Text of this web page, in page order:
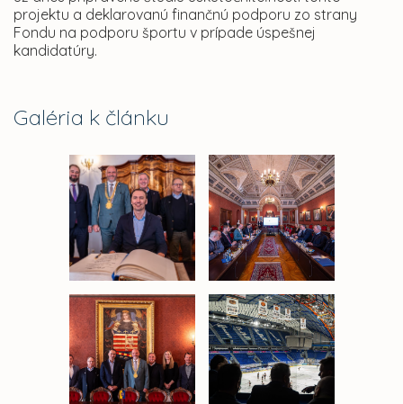
Galéria k článku
projektu a deklarovanú finančnú podporu zo strany
Fondu na podporu športu v prípade úspešnej
kandidatúry.